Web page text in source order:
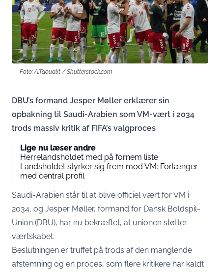
Foto: A.Taoualit / Shutterstock.com
DBU’s formand Jesper Møller erklærer sin
opbakning til Saudi-Arabien som VM-vært i 2034
trods massiv kritik af FIFA’s valgproces
Lige nu læser andre
Herrelandsholdet med på fornem liste
Landsholdet styrker sig frem mod VM: Forlænger
med central profil
Saudi-Arabien står til at blive officiel vært for VM i
2034, og Jesper Møller, formand for Dansk Boldspil-
Union (DBU), har nu bekræftet, at unionen støtter
værtskabet.
Beslutningen er truffet på trods af den manglende
afstemning og en proces, som flere kritikere har kaldt